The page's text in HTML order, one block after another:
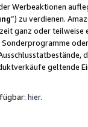
Werbeaktionen
”) zu verdienen.
ganz oder
geltende
hier.